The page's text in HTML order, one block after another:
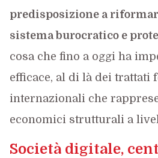
predisposizione a
sistema burocratico e
cosa che fino a oggi ha
efficace, al di là dei trattati
internazionali che
economici strutturali a
Società digitale,